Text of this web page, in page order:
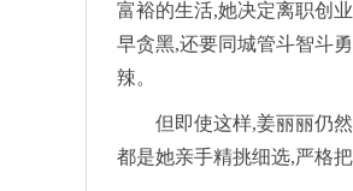
富裕的生活,她决定离职创
早贪黑,还要同城管斗智斗
辣。
但即使这样,姜丽丽仍
都是她亲手精挑细选,严格